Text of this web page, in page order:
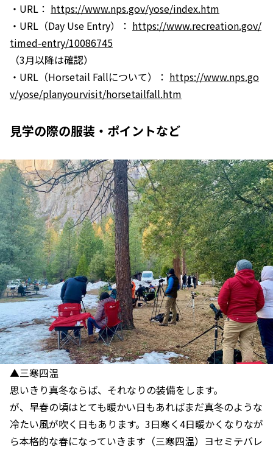
・URL： https://www.nps.gov/yose/index.htm
・URL（Day Use Entry）： https://www.recreation.gov/
timed-entry/10086745
（3月以降は確認）
・URL（Horsetail Fallについて）： https://www.nps.go
v/yose/planyourvisit/horsetailfall.htm
見学の際の服装・ポイントなど
▲三寒四温
思いきり真冬ならば、それなりの装備をします。
が、早春の頃はとても暖かい日もあればまだ真冬のような
冷たい風が吹く日もあります。3日寒く4日暖かくなりなが
ら本格的な春になっていきます（三寒四温）ヨセミテバレ